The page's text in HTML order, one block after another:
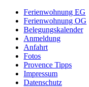
Ferienwohnung EG
Ferienwohnung OG
Belegungskalender
Anmeldung
Anfahrt
Fotos
Provence Tipps
Impressum
Datenschutz